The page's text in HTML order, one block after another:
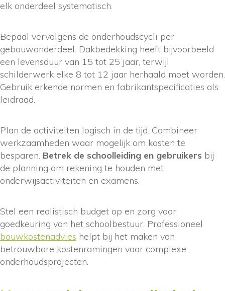
elk onderdeel systematisch.
Bepaal vervolgens de onderhoudscycli per
gebouwonderdeel. Dakbedekking heeft bijvoorbeeld
een levensduur van 15 tot 25 jaar, terwijl
schilderwerk elke 8 tot 12 jaar herhaald moet worden.
Gebruik erkende normen en fabrikantspecificaties als
leidraad.
Plan de activiteiten logisch in de tijd. Combineer
werkzaamheden waar mogelijk om kosten te
besparen. Betrek de schoolleiding en gebruikers bij
de planning om rekening te houden met
onderwijsactiviteiten en examens.
Stel een realistisch budget op en zorg voor
goedkeuring van het schoolbestuur. Professioneel
bouwkostenadvies helpt bij het maken van
betrouwbare kostenramingen voor complexe
onderhoudsprojecten.